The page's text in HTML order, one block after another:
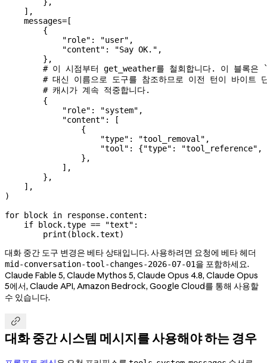
    ],
    messages
= [
        {
            "role"
: "user" ,
            "content"
: "Say OK." ,
        },
# 이 시점부터 get_weather를 철회합니다. 이 블록은
# 대신 이름으로 도구를 참조하므로 이전 턴이 바이트
        # 캐시가 계속 적중합니다.
        {
            "role"
: "system" ,
            "content"
: [
                {
                    "type"
: "tool_removal" ,
                    "tool"
: {"type" : "tool_reference" ,
                },
            ],
        },
    ],
)
for block in response.content:
    if
block.type == "text" :
        print
(block.text)
대화 중간 도구 변경은 베타 상태입니다. 사용하려면 요청에 베타 헤더
mid-conversation-tool-changes-2026-07-01을 포함하세요.
Claude Fable 5, Claude Mythos 5, Claude Opus 4.8, Claude Opus
5에서, Claude API, Amazon Bedrock, Google Cloud를 통해 사용할
수 있습니다.

대화 중간 시스템 메시지를 사용해야 하는 경우